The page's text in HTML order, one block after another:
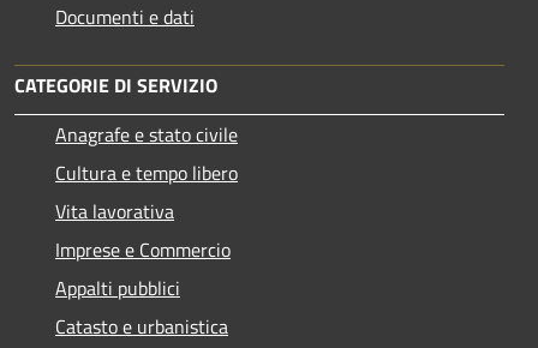
Documenti e dati
CATEGORIE DI SERVIZIO
Anagrafe e stato civile
Cultura e tempo libero
Vita lavorativa
Imprese e Commercio
Appalti pubblici
Catasto e urbanistica